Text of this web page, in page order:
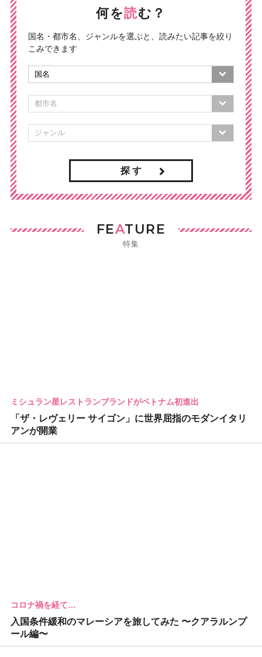
何を読む？
国名・都市名、ジャンルを選ぶと、読みたい記事を絞り
こみできます
探 す
FEATURE
特集
ミシュラン星レストランブランドがベトナム初進出
「ザ・レヴェリー サイゴン」に世界屈指のモダンイタリ
アンが開業
コロナ禍を経て…
入国条件緩和のマレーシアを旅してみた 〜クアラルンプ
ール編〜